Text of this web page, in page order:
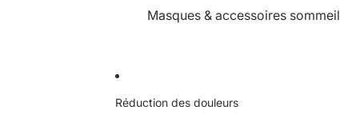
Masques & accessoires sommeil
Réduction des douleurs